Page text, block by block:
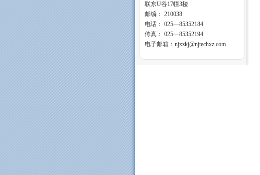
联东U谷17幢3楼
邮编： 210038
电话： 025—85352184
传真： 025—85352194
电子邮箱：njxzkj@njtechxz.com